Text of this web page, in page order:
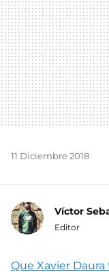
11 Diciembre 2018
Víctor
Editor
Que Xavier